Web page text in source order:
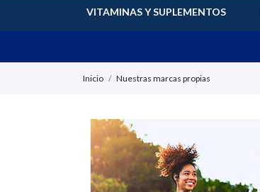
VITAMINAS Y SUPLEMENTOS
Inicio Nuestras marcas propias